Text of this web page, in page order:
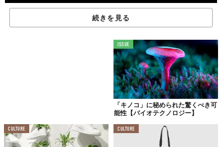
©Verge Science/YouTube
新しいアイデアの研究や実験などを手掛ける会社 「The Living」
が目をつけたのは、アメリカのペンシルベニア州の林に自生する
続きを見る
ISSUE
「キノコ」に秘められた驚くべき可
能性【バイオテクノロジー】
CULTURE CULTURE